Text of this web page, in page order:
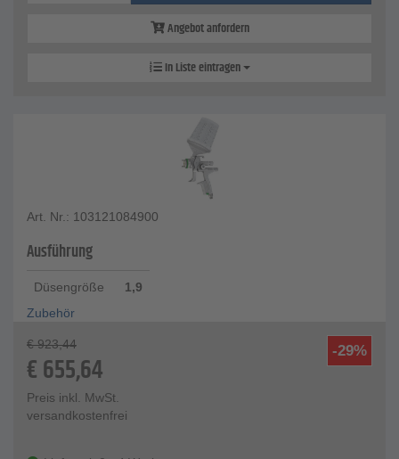
Angebot anfordern
In Liste eintragen
Art. Nr.: 103121084900
Ausführung
Düsengröße
1,9
Zubehör
-29%
€ 923,44
€655,64
Preis inkl. MwSt.
versandkostenfrei